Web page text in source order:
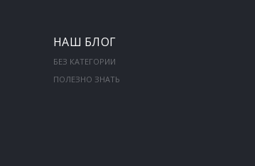
НАШ БЛОГ
БЕЗ КАТЕГОРИИ
ПОЛЕЗНО ЗНАТЬ